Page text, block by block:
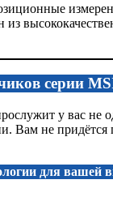
серии
у вас не
не придётся
для вашей